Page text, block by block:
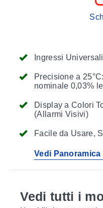
Ingressi Universali
Precisione a
nominale 0,03%
Display a Colori
(Allarmi Visivi)
Facile da Usare,
Vedi
Vedi tutti i